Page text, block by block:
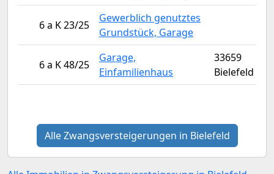
6 a K 23/25
Gewerblich genutztes
Grundstück, Garage
6 a K 48/25
Garage,
Einfamilienhaus
33659
Bielefeld
Alle Zwangsversteigerungen in Bielefeld